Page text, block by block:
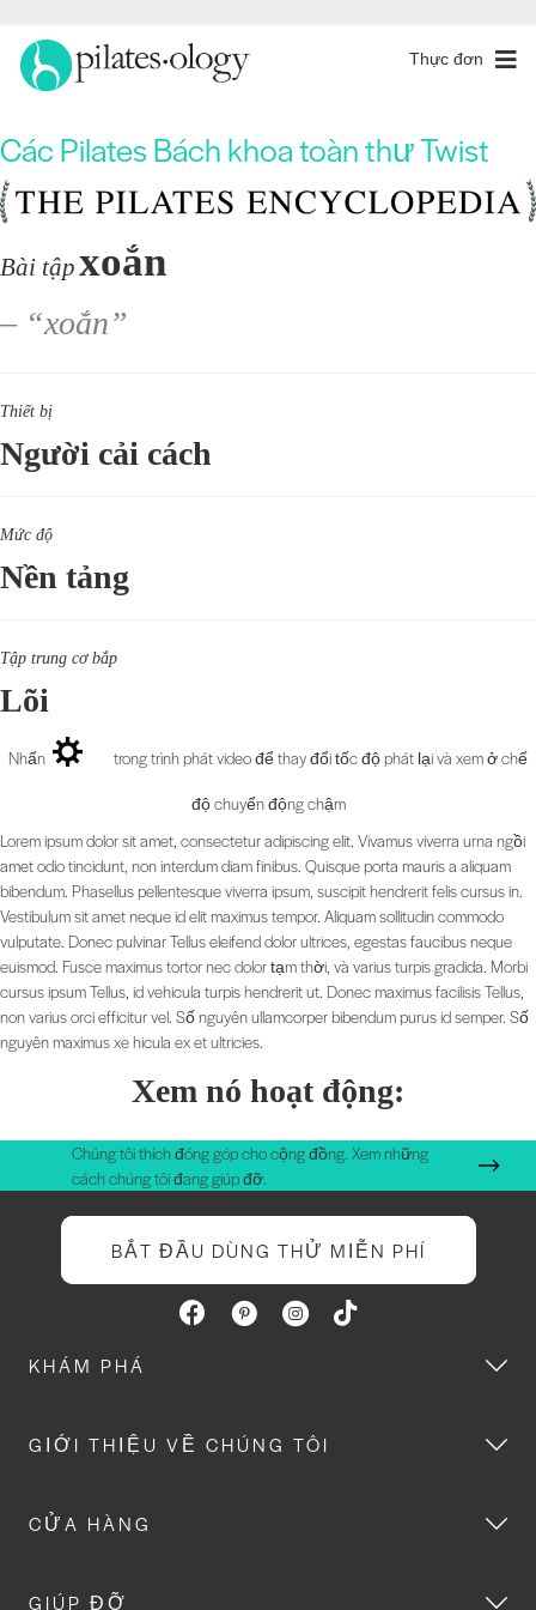
Thực đơn
Các Pilates Bách khoa toàn thư Twist
Bài tậpxoắn
– “xoắn”
Thiết bị
Người cải cách
Mức độ
Nền tảng
Tập trung cơ bắp
Lõi
Nhấn
trong trình phát video để thay đổi tốc độ phát lại và xem ở chế
độ chuyển động chậm
Lorem ipsum dolor sit amet, consectetur adipiscing elit. Vivamus viverra urna ngồi
amet odio tincidunt, non interdum diam finibus. Quisque porta mauris a aliquam
bibendum. Phasellus pellentesque viverra ipsum, suscipit hendrerit felis cursus in.
Vestibulum sit amet neque id elit maximus tempor. Aliquam sollitudin commodo
vulputate. Donec pulvinar Tellus eleifend dolor ultrices, egestas faucibus neque
euismod. Fusce maximus tortor nec dolor tạm thời, và varius turpis gradida. Morbi
cursus ipsum Tellus, id vehicula turpis hendrerit ut. Donec maximus facilisis Tellus,
non varius orci efficitur vel. Số nguyên ullamcorper bibendum purus id semper. Số
nguyên maximus xe hicula ex et ultricies.
Xem nó hoạt động:
Chúng tôi thích đóng góp cho cộng đồng. Xem những
cách chúng tôi đang giúp đỡ.
BẮT ĐẦU DÙNG THỬ MIỄN PHÍ
KHÁM PHÁ
GIỚI THIỆU VỀ CHÚNG TÔI
CỬA HÀNG
GIÚP ĐỠ